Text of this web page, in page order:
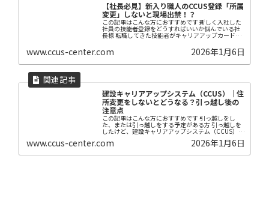
【社長必見】新入り職人のCCUS登録「所属
変更」しないと現場出禁！？
この記事はこんな方におすすめです 新しく入社した
社員の技能者登録をどうすればいいか悩んでいる社
長様 転職してきた技能者がキャリアアップカードを
職してきた技能者がログインパスワードやメールア
ドレ...
www.ccus-center.com 2026年1月6日
建設キャリアアップシステム（CCUS）｜住
所変更をしないとどうなる？引っ越し後の
注意点
この記事はこんな方におすすめです 引っ越しをし
た、または引っ越しをする予定がある方 引っ越しを
したけど、建設キャリアアップシステム（CCUS）の
住所変更手続きをしていない方 技能者登録の住所変
更をしたいけど、どのようにすればいいかわからな
www.ccus-center.com 2026年1月6日